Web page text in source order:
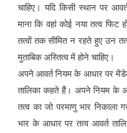
चाहिए। यदि किसी स्थान पर
माना कि वहां कोई नया तत्व फिट
तत्वों तक सीमित न रहते हुए उन
मुताबिक अस्तित्व में होने चाहिए।
अपने आवर्त नियम के आधार पर
तालिका कहते हैं। अपने नियम के
तत्व का जो परमाणु भार निकाला
भार के आधार पर तत्व आवर्त